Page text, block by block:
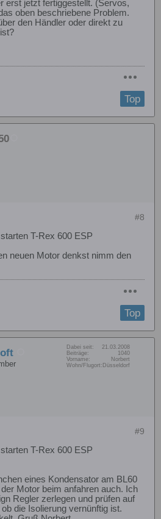
erst jetzt fertiggestellt. (Servos,
oben beschriebene Problem.
den Händler oder direkt zu
Top
#8
T-Rex 600 ESP
neuen Motor denkst nimm den
Top
Dabei seit:
21.03.2008
Beiträge:
1040
Vorname:
Norbert
Wohn/Flugort: Düsseldorf
#9
T-Rex 600 ESP
eines Kondensator am BL60
Motor beim anfahren auch. Ich
Regler zerlegen und prüfen auf
die Isolierung vernünftig ist.